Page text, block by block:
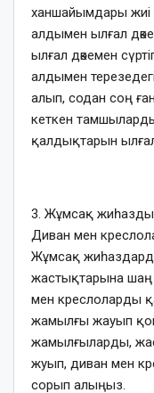
ханшайымдары жиі
алдымен ылғал
ылғал дәкемен
алдымен
алып, содан соң
кеткен
қалдықтарын ылғал
3. Жұмсақ
Диван мен
Жұмсақ
жастықтарына
мен креслоларды
жамылғы жауып
жамылғыларды,
жуып, диван мен
сорып алыңыз.